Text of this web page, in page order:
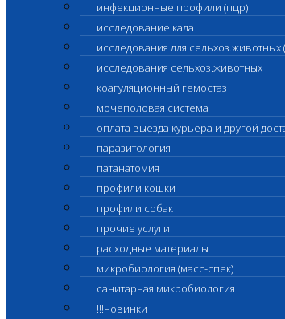
инфекционные профили (пцр)
исследование кала
исследования для сельхоз.животных
исследования сельхоз.животных
коагуляционный гемостаз
мочеполовая система
оплата выезда курьера и другой
паразитология
патанатомия
профили кошки
профили собак
прочие услуги
расходные материалы
микробиология (масс-спек)
санитарная микробиология
!!!новинки